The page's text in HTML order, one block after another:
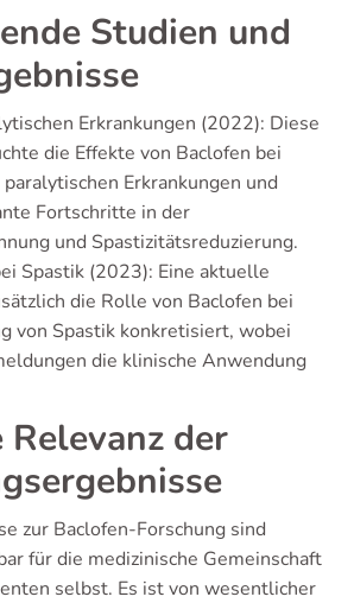
Studien und
Erkrankungen (2022): Diese
die Effekte von Baclofen bei
Erkrankungen und
Fortschritte in der
und Spastizitätsreduzierung.
Spastik (2023): Eine aktuelle
die Rolle von Baclofen bei
von Spastik konkretisiert, wobei
die klinische Anwendung
der
zur Baclofen-Forschung sind
für die medizinische Gemeinschaft
selbst. Es ist von wesentlicher